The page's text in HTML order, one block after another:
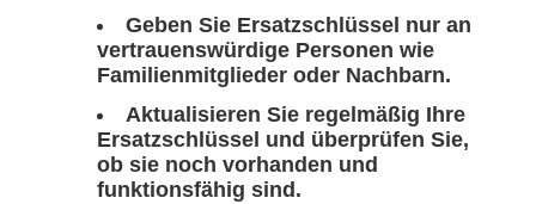
Geben Sie Ersatzschlüssel nur an
vertrauenswürdige Personen wie
Familienmitglieder oder Nachbarn.
Aktualisieren Sie regelmäßig Ihre
Ersatzschlüssel und überprüfen Sie,
ob sie noch vorhanden und
funktionsfähig sind.